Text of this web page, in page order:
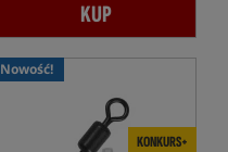
KUP
Nowość!
KONKURS+